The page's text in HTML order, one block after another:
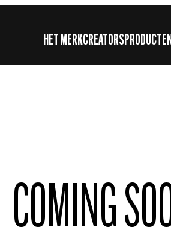
HET MERKCREATORS
COMING